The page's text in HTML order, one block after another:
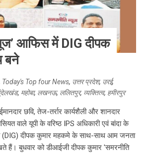
आफिस में DIG दीपक
बने
Today's Top four News, उत्तर प्रदेश, उरई,
, महोबा, लखनऊ, ललितपुर, व्यक्तित्व, हमीरपुर
छवि, तेज-तर्रार कार्यशैली और शानदार
वाले यूपी के वरिष्ठ IPS अधिकारी एवं बांदा के
(DIG) दीपक कुमार महकमे के साथ-साथ आम जनता
हैं। बुधवार को डीआईजी दीपक कुमार 'समरनीति